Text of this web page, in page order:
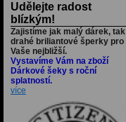
Udělejte radost
blízkým!
Zajistíme jak malý dárek, tak
drahé briliantové šperky pro
Vaše nejbližší.
Vystavíme Vám na zboží
Dárkové šeky s roční
splatností.
více